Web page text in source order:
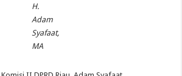
H.
Adam
Syafaat,
MA